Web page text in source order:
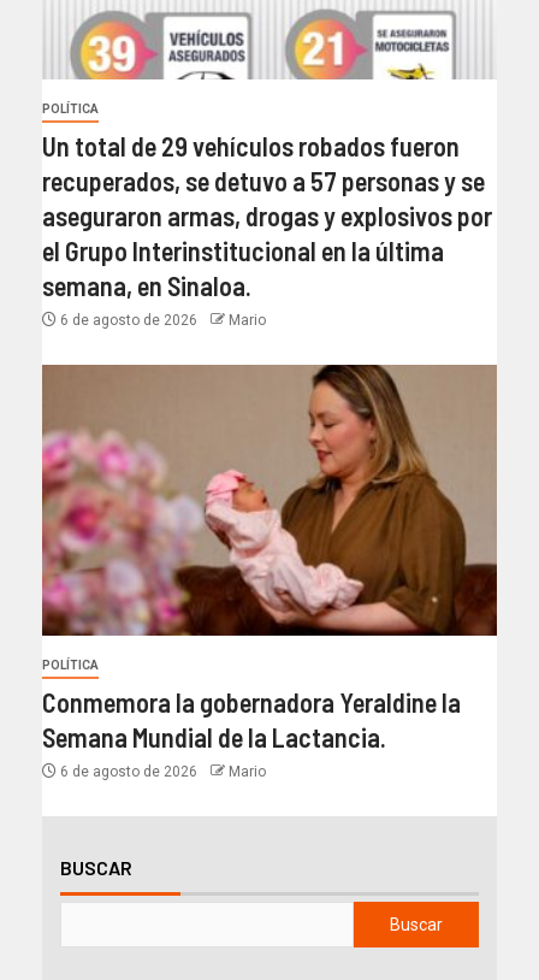
POLÍTICA
Un total de 29 vehículos robados fueron
recuperados, se detuvo a 57 personas y se
aseguraron armas, drogas y explosivos por
el Grupo Interinstitucional en la última
semana, en Sinaloa.
6 de agosto de 2026 Mario
POLÍTICA
Conmemora la gobernadora Yeraldine la
Semana Mundial de la Lactancia.
6 de agosto de 2026 Mario
BUSCAR
Buscar